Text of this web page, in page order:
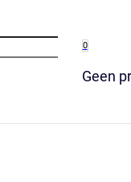
0
Geen